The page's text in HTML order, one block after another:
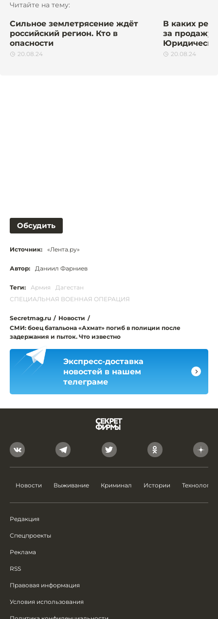
Читайте на тему:
Сильное землетрясение ждёт
российский регион. Кто в
опасности
20.08.24
В каких
за продажу
20.08.24
Обсудить
Источник: «Лента.ру»
Автор: Даниил Фарниев
Теги: Армия
Дагестан
СПЕЦИАЛЬНАЯ ВОЕННАЯ ОПЕРАЦИЯ
Secretmag.ru / Новости /
СМИ: боец батальона «Ахмат» погиб в полиции после
задержания и пыток. Что известно
Экспресс-доставка
новостей в нашем
телеграме
Новости Выживание Криминал Истории Технологии
Редакция
Спецпроекты
Реклама
RSS
Правовая информация
Условия использования